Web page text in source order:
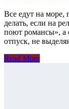
Все едут на море,
делать, если на
поют романсы», а
отпуск, не
Read More